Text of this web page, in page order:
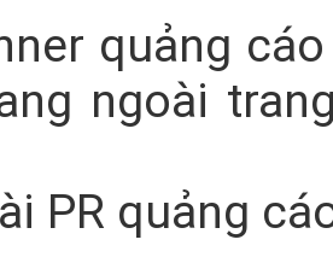
quảng
ngoài
PR quảng